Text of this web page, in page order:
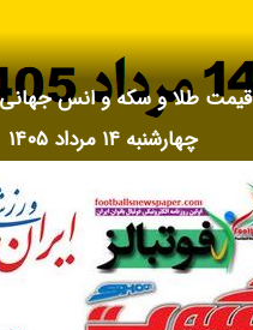
قیمت طلا و سکه و انس جهانی
چهارشنبه ۱۴ مرداد ۱۴۰۵